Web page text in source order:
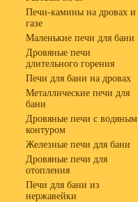
Печи-камины на дровах и
газе
Маленькие печи для бани
Дровяные печи
длительного горения
Печи для бани на дровах
Металлические печи для
бани
Дровяные печи с водяным
контуром
Железные печи для бани
Дровяные печи для
отопления
Печи для бани из
нержавейки